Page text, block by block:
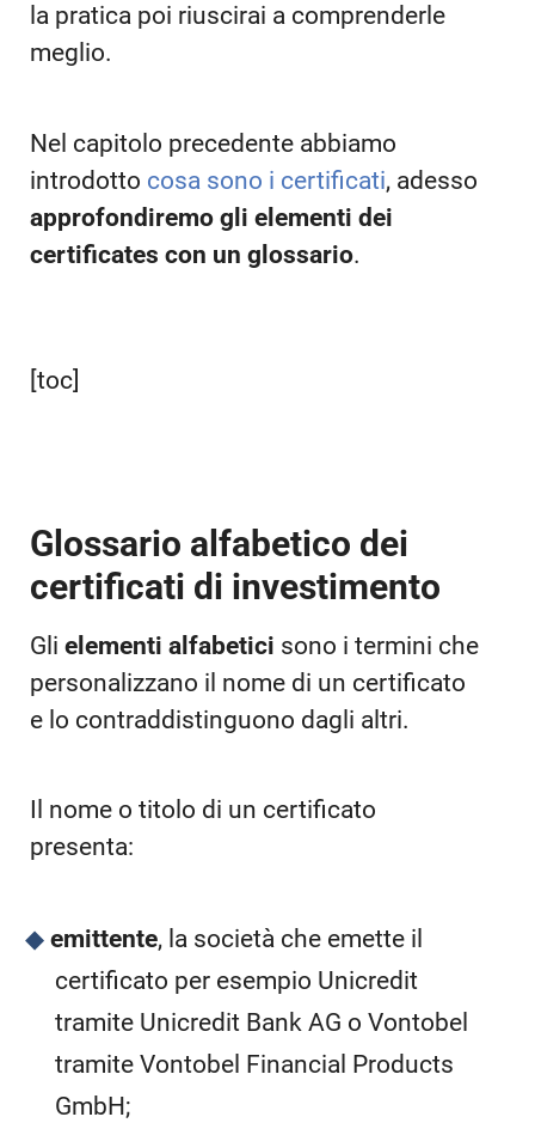
la pratica poi riuscirai a comprenderle
meglio.
Nel capitolo precedente abbiamo
introdotto cosa sono i certificati, adesso
approfondiremo gli elementi dei
certificates con un glossario.
[toc]
Glossario alfabetico dei
certificati di investimento
Gli elementi alfabetici sono i termini che
personalizzano il nome di un certificato
e lo contraddistinguono dagli altri.
Il nome o titolo di un certificato
presenta:
emittente, la società che emette il
certificato per esempio Unicredit
tramite Unicredit Bank AG o Vontobel
tramite Vontobel Financial Products
GmbH;